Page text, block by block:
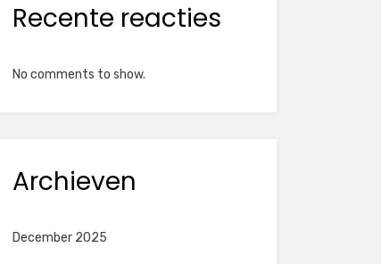
Recente reacties
No comments to show.
Archieven
December 2025